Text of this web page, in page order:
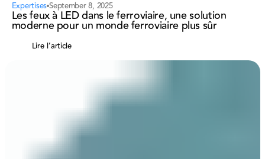
Expertises September 8, 2025
Les feux à LED dans le ferroviaire, une solution
moderne pour un monde ferroviaire plus sûr
Lire l’article